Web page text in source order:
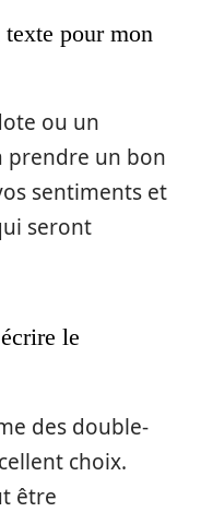
pour mon
ou un
prendre un bon
sentiments et
seront
le
des double-
choix.
être